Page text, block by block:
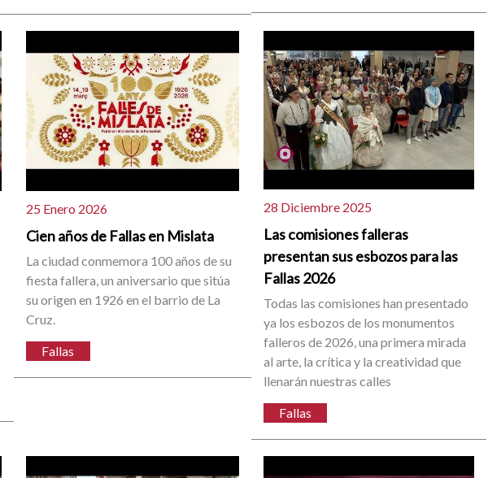
25 Enero 2026
Cien años de Fallas en Mislata
La ciudad conmemora 100 años de su
fiesta fallera, un aniversario que sitúa
su origen en 1926 en el barrio de La
Cruz.
Fallas
28 Diciembre 2025
Las comisiones falleras
presentan sus esbozos para las
Fallas 2026
Todas las comisiones han presentado
ya los esbozos de los monumentos
falleros de 2026, una primera mirada
al arte, la crítica y la creatividad que
llenarán nuestras calles
Fallas